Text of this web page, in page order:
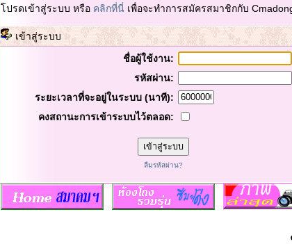
โปรดเข้าสู่ระบบ หรือ คลิกที่นี่ เพื่อจะทำการสมัครสมาชิกกับ
เข้าสู่ระบบ
ชื่อผู้ใช้งาน:
รหัสผ่าน:
ระยะเวลาที่จะอยู่ในระบบ (นาที):
คงสถานะการเข้าระบบไว้ตลอด:
ลืมรหัสผ่าน?